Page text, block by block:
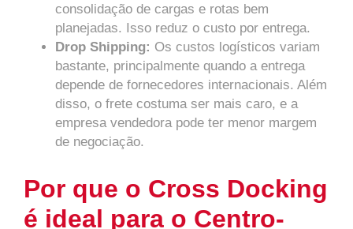
consolidação de cargas e rotas bem
planejadas. Isso reduz o custo por entrega.
Drop Shipping: Os custos logísticos variam
bastante, principalmente quando a entrega
depende de fornecedores internacionais. Além
disso, o frete costuma ser mais caro, e a
empresa vendedora pode ter menor margem
de negociação.
Por que o Cross Docking
é ideal para o Centro-